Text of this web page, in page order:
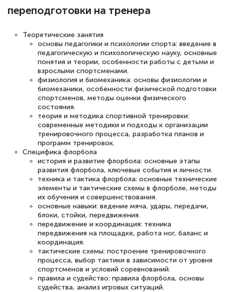
повышени каалификации по
специальности «Тренер-преподаватель
по тяжелой атлетике»! Хочется
подчеркуть, что при обращении
оперативно связались со мной
специалисты, ответили на все
интересующие вопросы и в течении
двух…
Светлана К
Знаток города 7 уровня
10 марта 2026
Оставила заявку на обучение онлайн, мне
быстро ответили, разъяснили все детали.
Обучение понравилось: огромное
количество тематической литературы,
пособий и учебников доступно на время
прохождения курса, удобная система
переподготовки на тренера
Теоретические занятия
основы педагогики и психологии спорта: введение в
педагогическую и психологическую науку, основные
понятия и теории, особенности работы с детьми и
взрослыми спортсменами.
физиология и биомеханика: основы физиологии и
биомеханики, особенности физической подготовки
спортсменов, методы оценки физического
состояния.
теория и методика спортивной тренировки:
современные методики и подходы к организации
тренировочного процесса, разработка планов и
программ тренировок.
Специфика флорбола
история и развитие флорбола: основные этапы
развития флорбола, ключевые события и личности.
техника и тактика флорбола: основные технические
элементы и тактические схемы в флорболе, методы
их обучения и совершенствования.
основные навыки: ведение мяча, удары, передачи,
блоки, стойки, передвижения.
передвижение и координация: техника
передвижения на площадке, работа ног, баланс и
координация.
тактические схемы: построение тренировочного
процесса, выбор тактики в зависимости от уровня
спортсменов и условий соревнований.
правила и судейство: правила флорбола, основы
судейства, анализ игровых ситуаций.